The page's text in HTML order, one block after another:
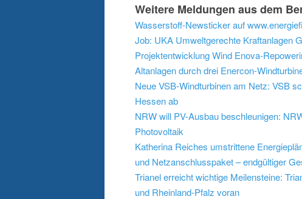
Weitere Meldungen aus dem
Wasserstoff-Newsticker auf
Job: UKA Umweltgerechte Kraftanlagen
Projektentwicklung Wind Enova-
Altanlagen durch drei Enercon-
Neue VSB-Windturbinen am Netz: VSB
Hessen ab
NRW will PV-Ausbau beschleunigen:
Photovoltaik
Katherina Reiches umstrittene
und Netzanschlusspaket – endgültiger
Trianel erreicht wichtige Meilensteine:
und Rheinland-Pfalz voran